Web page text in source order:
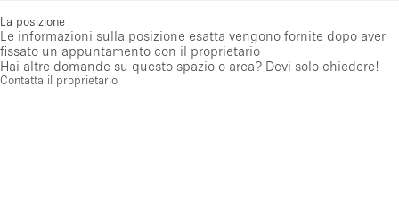
La posizione
Le informazioni sulla posizione esatta vengono fornite dopo aver
fissato un appuntamento con il proprietario
Hai altre domande su questo spazio o area? Devi solo chiedere!
Contatta il proprietario